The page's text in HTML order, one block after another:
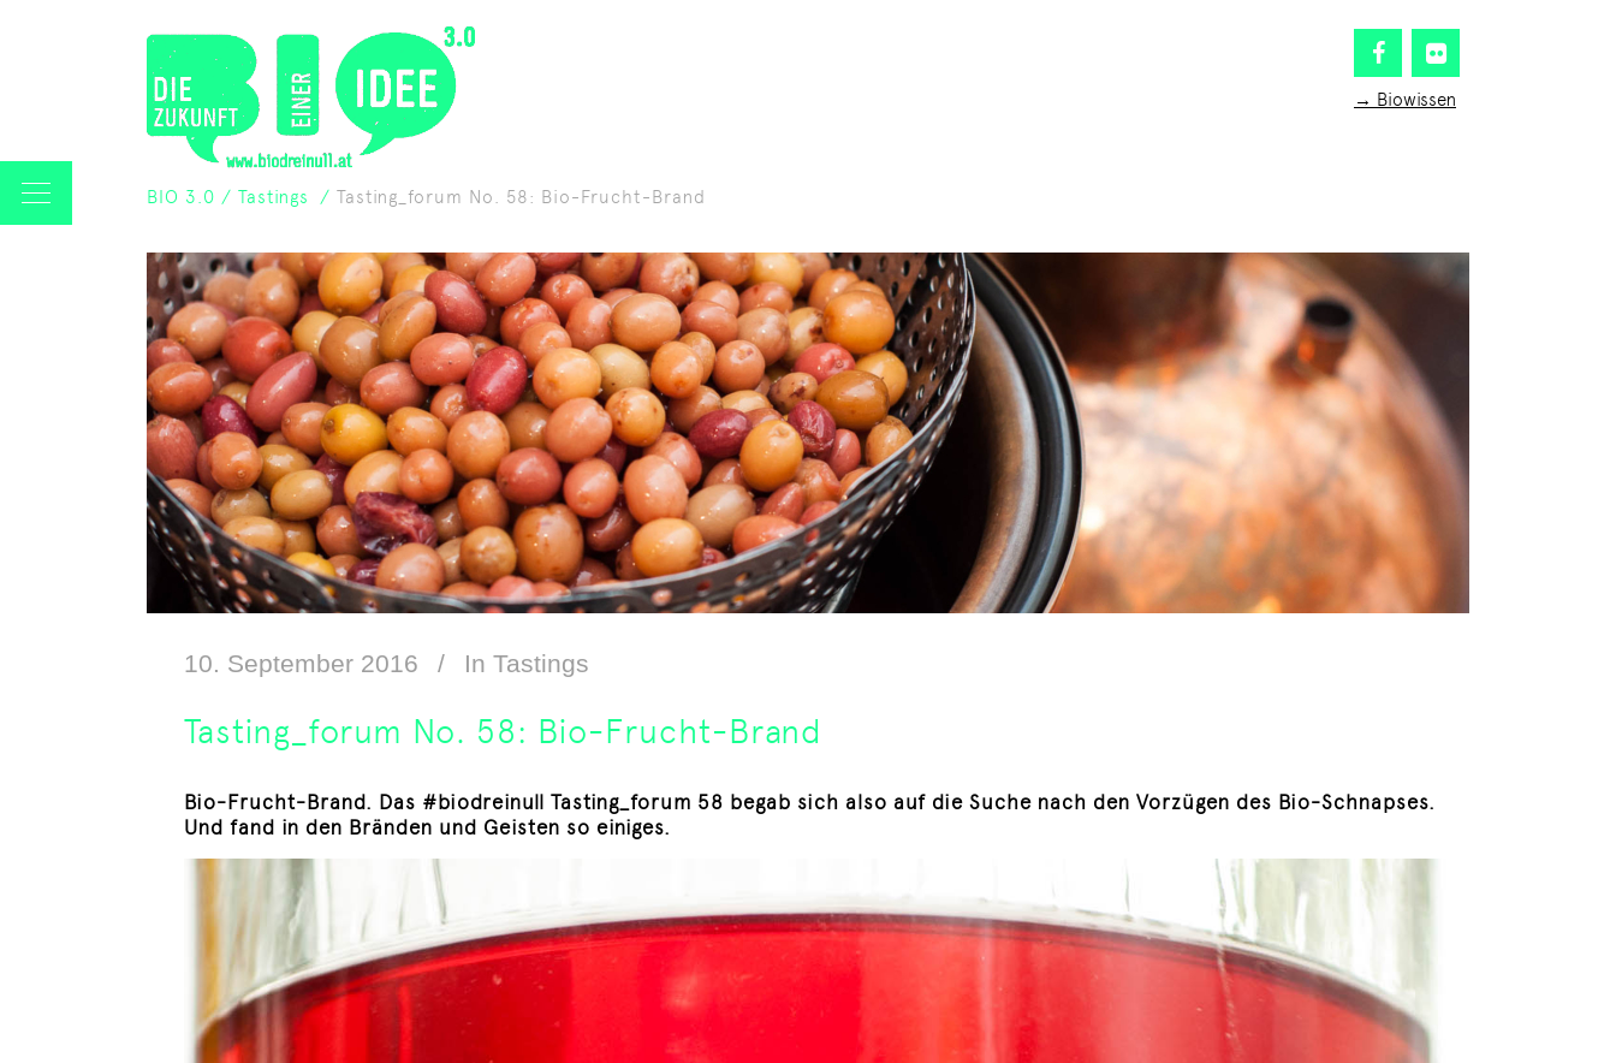
→ Biowissen
BIO 3.0 / Tastings / Tasting_forum No. 58: Bio-Frucht-Brand
10. September 2016 In Tastings
Tasting_forum No. 58: Bio-Frucht-Brand
Bio-Frucht-Brand. Das #biodreinull Tasting_forum 58 begab sich also auf die Suche nach den Vorzügen des Bio-Schnapses.
Und fand in den Bränden und Geisten so einiges.